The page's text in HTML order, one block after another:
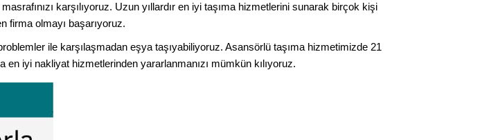
karşılıyoruz. Uzun yıllardır en iyi taşıma hizmetlerini sunarak birçok kişi
firma olmayı başarıyoruz.
ile karşılaşmadan eşya taşıyabiliyoruz. Asansörlü taşıma hizmetimizde 21
iyi nakliyat hizmetlerinden yararlanmanızı mümkün kılıyoruz.